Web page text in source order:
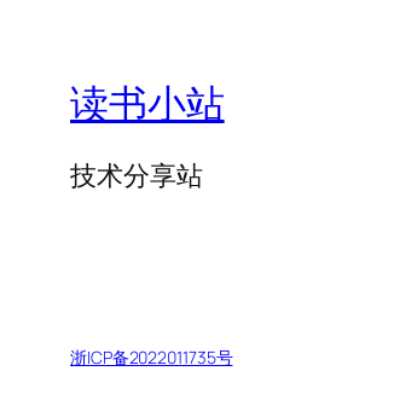
读书小站
技术分享站
浙ICP备2022011735号